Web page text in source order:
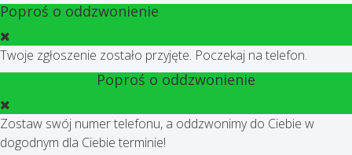
Poproś o oddzwonienie
Twoje zgłoszenie zostało przyjęte. Poczekaj na telefon.
Poproś o oddzwonienie
Zostaw swój numer telefonu, a oddzwonimy do Ciebie w
dogodnym dla Ciebie terminie!